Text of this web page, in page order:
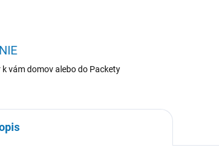
vám domov alebo do Packety